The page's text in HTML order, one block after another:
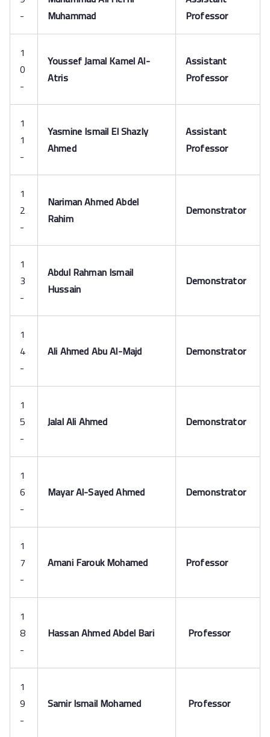
-
Muhammad
Professor
1
0
-
Youssef Jamal Kamel Al-
Atris
Assistant
Professor
1
1
-
Yasmine Ismail El Shazly
Ahmed
Assistant
Professor
1
2
-
Nariman Ahmed Abdel
Rahim
Demonstrator
1
3
-
Abdul Rahman Ismail
Hussain
Demonstrator
1
4
-
Ali Ahmed Abu Al-Majd Demonstrator
1
5
-
Jalal Ali Ahmed Demonstrator
1
6
-
Mayar Al-Sayed Ahmed Demonstrator
1
7
-
Amani Farouk Mohamed Professor
1
8
-
Hassan Ahmed Abdel Bari Professor
1
9
-
Samir Ismail Mohamed Professor